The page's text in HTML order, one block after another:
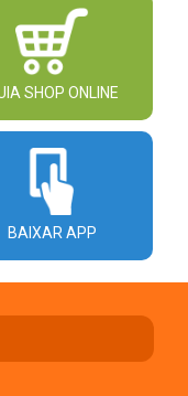
SHOP ONLINE
BAIXAR APP